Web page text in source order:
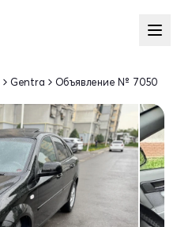
Gentra Объявление № 7050